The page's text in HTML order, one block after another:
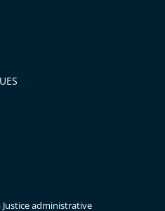
administrative